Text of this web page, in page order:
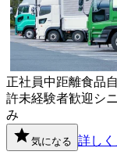
正社員中距離食品
許未経験者歓迎 シ
み
気になる 詳しく